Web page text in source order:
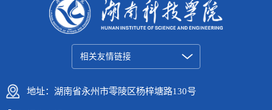
相关友情链接
地址：湖南省永州市零陵区杨梓塘路130号